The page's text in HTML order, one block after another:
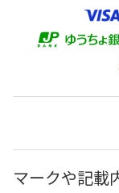
マークや記載